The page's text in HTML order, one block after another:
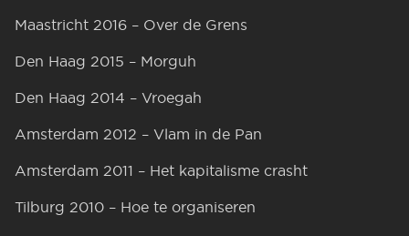
Maastricht 2016 – Over de Grens
Den Haag 2015 – Morguh
Den Haag 2014 – Vroegah
Amsterdam 2012 – Vlam in de Pan
Amsterdam 2011 – Het kapitalisme crasht
Tilburg 2010 – Hoe te organiseren